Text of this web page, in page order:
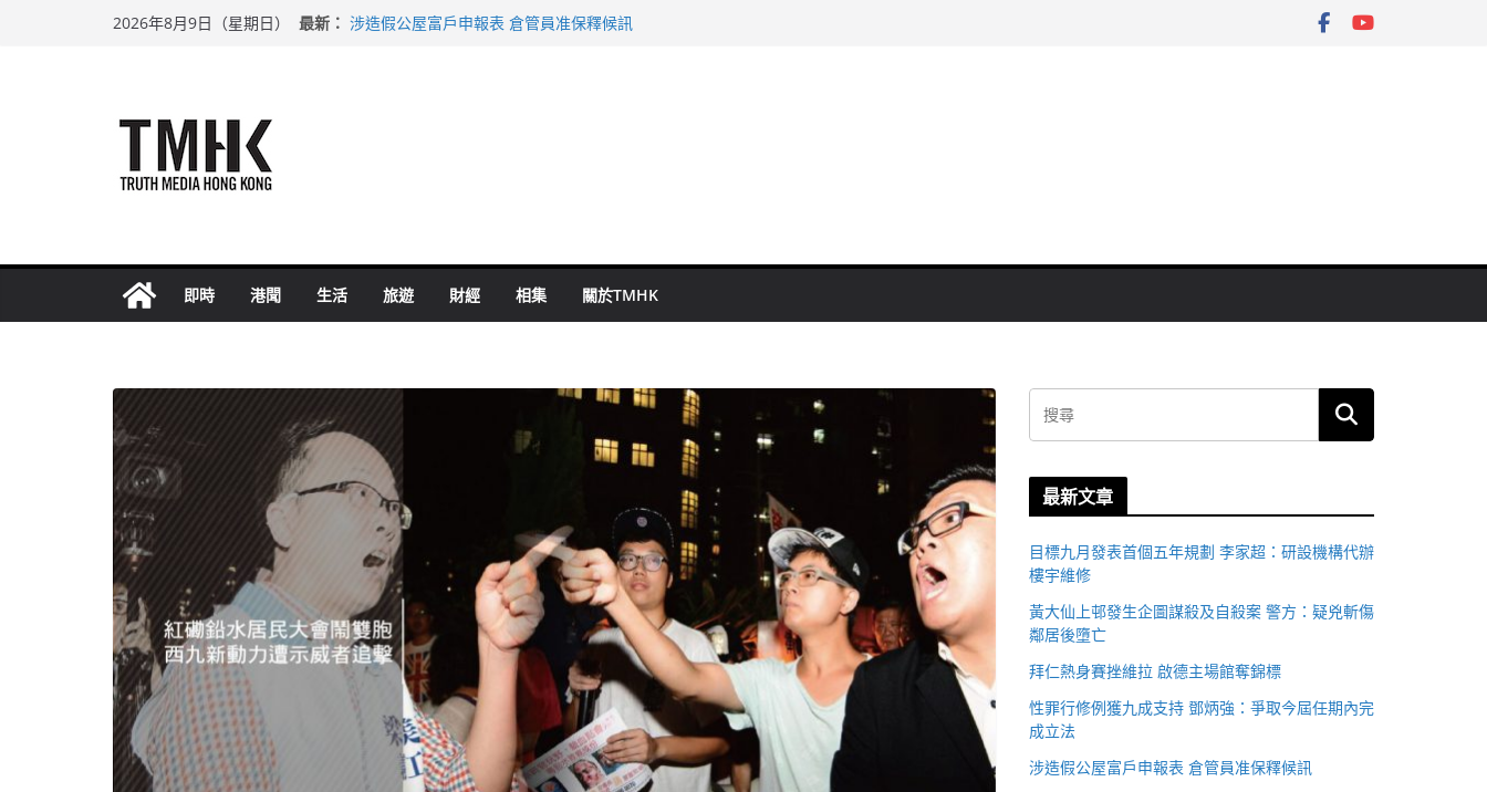
2026年8月9日（星期日） 最新： 涉造假公屋富戶申報表 倉管員准保釋候訊
即時 港聞 生活 旅遊 財經 相集 關於TMHK
最新文章
目標九月發表首個五年規劃 李家超：研設機構代辦
樓宇維修
黃大仙上邨發生企圖謀殺及自殺案 警方：疑兇斬傷
鄰居後墮亡
拜仁熱身賽挫維拉 啟德主場館奪錦標
性罪行修例獲九成支持 鄧炳強：爭取今屆任期內完
成立法
涉造假公屋富戶申報表 倉管員准保釋候訊